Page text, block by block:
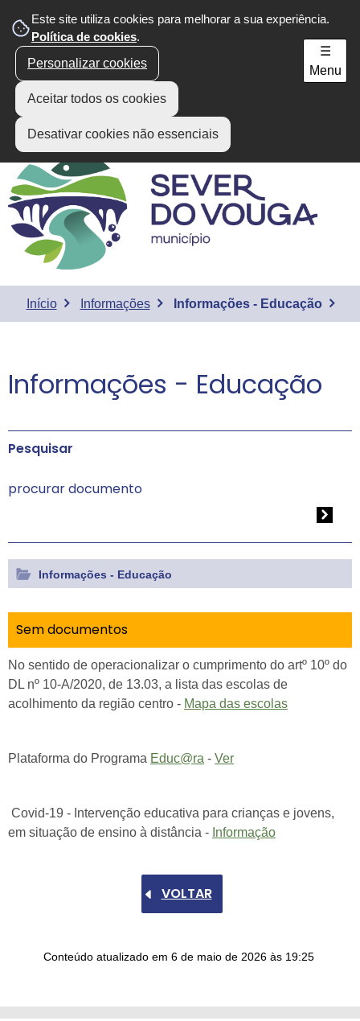
Este site utiliza cookies para melhorar a sua experiência.
Política de cookies.
Personalizar cookies
Aceitar todos os cookies
Desativar cookies não essenciais
Área do Munícipe
☰
Menu
Início Informações Informações - Educação
Informações - Educação
Pesquisar
Informações - Educação
Sem documentos
No sentido de operacionalizar o cumprimento do artº 10º do
DL nº 10-A/2020, de 13.03, a lista das escolas de
acolhimento da região centro - Mapa das escolas
Plataforma do Programa Educ@ra - Ver
Covid-19 - Intervenção educativa para crianças e jovens,
em situação de ensino à distância - Informação
VOLTAR
Conteúdo atualizado em 6 de maio de 2026 às 19:25